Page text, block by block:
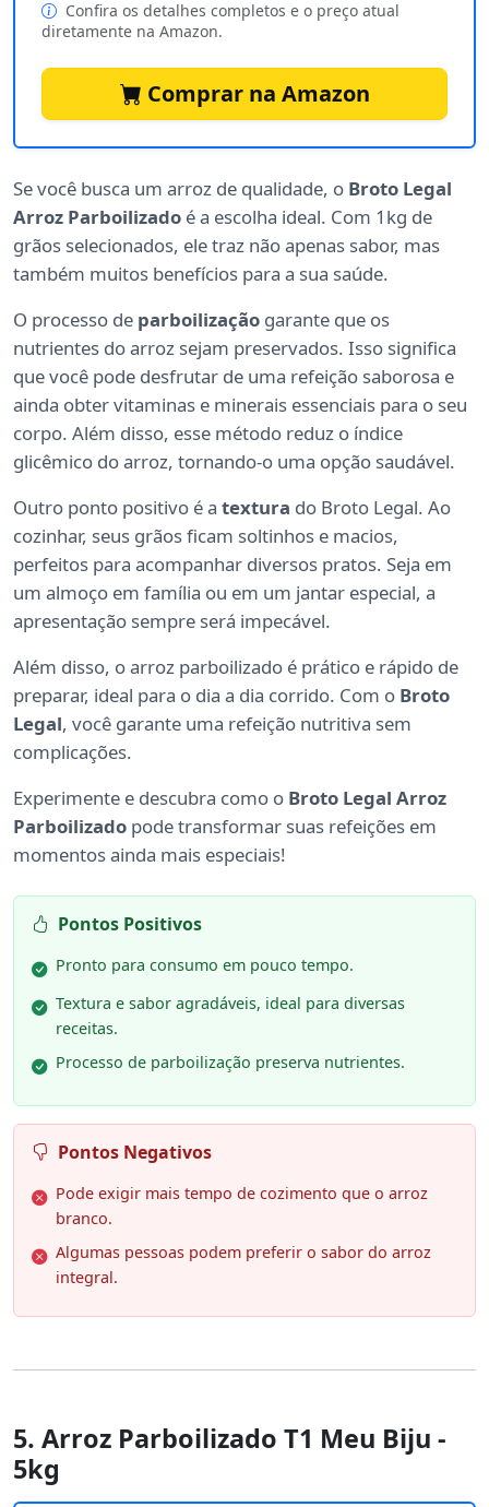
Confira os detalhes completos e o preço atual
diretamente na Amazon.
Comprar na Amazon
Se você busca um arroz de qualidade, o Broto Legal
Arroz Parboilizado é a escolha ideal. Com 1kg de
grãos selecionados, ele traz não apenas sabor, mas
também muitos benefícios para a sua saúde.
O processo de parboilização garante que os
nutrientes do arroz sejam preservados. Isso significa
que você pode desfrutar de uma refeição saborosa e
ainda obter vitaminas e minerais essenciais para o seu
corpo. Além disso, esse método reduz o índice
glicêmico do arroz, tornando-o uma opção saudável.
Outro ponto positivo é a textura do Broto Legal. Ao
cozinhar, seus grãos ficam soltinhos e macios,
perfeitos para acompanhar diversos pratos. Seja em
um almoço em família ou em um jantar especial, a
apresentação sempre será impecável.
Além disso, o arroz parboilizado é prático e rápido de
preparar, ideal para o dia a dia corrido. Com o Broto
Legal, você garante uma refeição nutritiva sem
complicações.
Experimente e descubra como o Broto Legal Arroz
Parboilizado pode transformar suas refeições em
momentos ainda mais especiais!
Pontos Positivos
Pronto para consumo em pouco tempo.
Textura e sabor agradáveis, ideal para diversas
receitas.
Processo de parboilização preserva nutrientes.
Pontos Negativos
Pode exigir mais tempo de cozimento que o arroz
branco.
Algumas pessoas podem preferir o sabor do arroz
integral.
5. Arroz Parboilizado T1 Meu Biju -
5kg